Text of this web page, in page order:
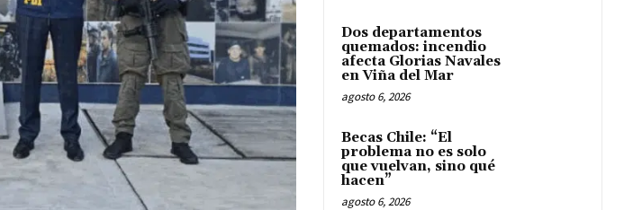
Dos departamentos
quemados: incendio
afecta Glorias Navales
en Viña del Mar
agosto 6, 2026
Becas Chile: “El
problema no es solo
que vuelvan, sino qué
hacen”
agosto 6, 2026